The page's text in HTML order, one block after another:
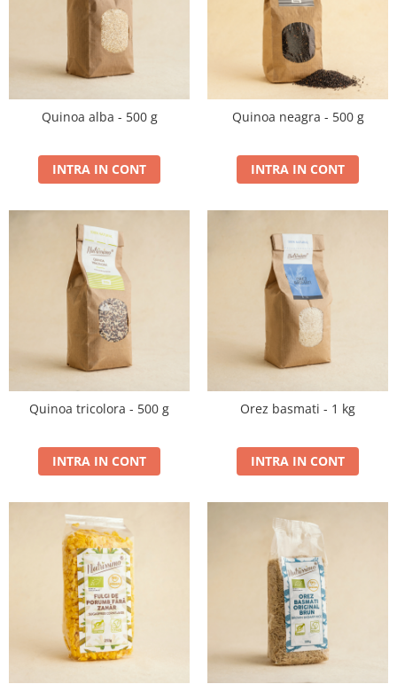
CREME ȘI PASTE TARTINABILE
CEAIURI GRECEȘTI
CIOCOLATĂ ȘI CACAO
HEALTHY SNACKS
LACTATE
PRODUSE ROMÂNEȘTI
COSMETICE
REMEDII NATURISTE
TOATE PRODUSELE
Quinoa alba - 500 g
INTRA IN CONT
Quinoa neagra - 500 g
INTRA IN CONT
Quinoa tricolora - 500 g
INTRA IN CONT
Orez basmati - 1 kg
INTRA IN CONT